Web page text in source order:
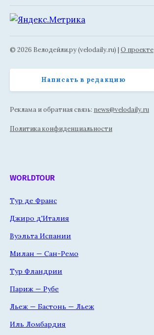
© 2026 Велодейли.ру (velodaily.ru) | О проекте
Написать в редакцию
Реклама и обратная связь: news@velodaily.ru
Политика конфиденциальности
WORLDTOUR
Тур де Франс
Джиро д'Италия
Вуэльта Испании
Милан — Сан-Ремо
Тур Фландрии
Париж — Рубе
Льеж — Бастонь — Льеж
Иль Ломбардия